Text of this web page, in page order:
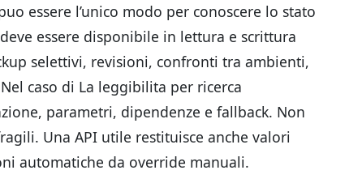
essere l’unico modo per conoscere lo stato
essere disponibile in lettura e scrittura
selettivi, revisioni, confronti tra ambienti,
caso di La leggibilita per ricerca
parametri, dipendenze e fallback. Non
Una API utile restituisce anche valori
automatiche da override manuali.